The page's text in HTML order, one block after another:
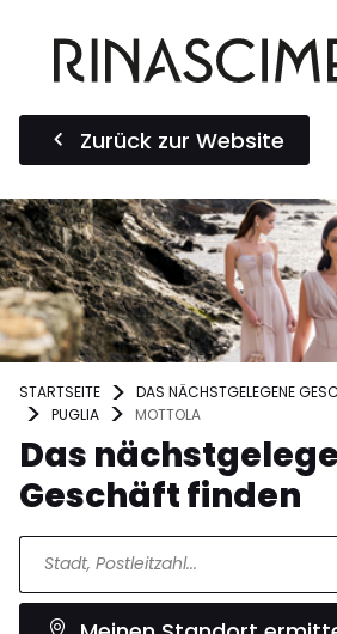
Zurück zur Website
STARTSEITE DAS NÄCHSTGELEGENE
PUGLIA
MOTTOLA
Das
Geschäft finden